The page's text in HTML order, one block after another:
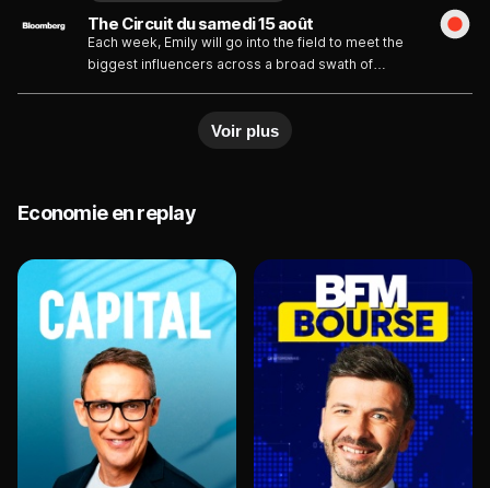
biggest personalities.
The Circuit du samedi 15 août
Each week, Emily will go into the field to meet the
biggest influencers across a broad swath of
interviews will give viewers a peek behind-the-
scenes of the most exciting companies and
biggest personalities.
Voir plus
Economie en replay